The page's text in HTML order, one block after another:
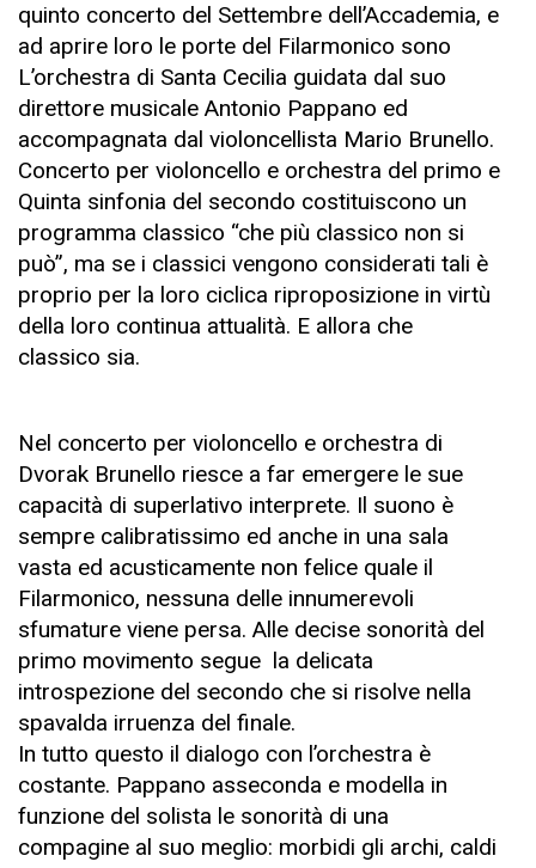
quinto concerto del Settembre dell’Accademia, e
ad aprire loro le porte del Filarmonico sono
L’orchestra di Santa Cecilia guidata dal suo
direttore musicale Antonio Pappano ed
accompagnata dal violoncellista Mario Brunello.
Concerto per violoncello e orchestra del primo e
Quinta sinfonia del secondo costituiscono un
programma classico “che più classico non si
può”, ma se i classici vengono considerati tali è
proprio per la loro ciclica riproposizione in virtù
della loro continua attualità. E allora che
classico sia.
Nel concerto per violoncello e orchestra di
Dvorak Brunello riesce a far emergere le sue
capacità di superlativo interprete. Il suono è
sempre calibratissimo ed anche in una sala
vasta ed acusticamente non felice quale il
Filarmonico, nessuna delle innumerevoli
sfumature viene persa. Alle decise sonorità del
primo movimento segue la delicata
introspezione del secondo che si risolve nella
spavalda irruenza del finale.
In tutto questo il dialogo con l’orchestra è
costante. Pappano asseconda e modella in
funzione del solista le sonorità di una
compagine al suo meglio: morbidi gli archi, caldi